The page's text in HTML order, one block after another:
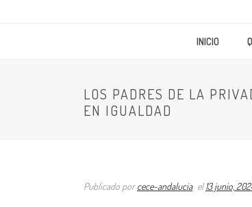
INICIO
LOS PADRES DE LA
EN IGUALDAD
Publicado porcece-andalucia el13 junio,